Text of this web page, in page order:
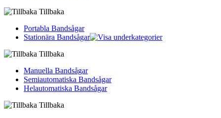
Tillbaka
Portabla Bandsågar
Stationära Bandsågar
Tillbaka
Manuella Bandsågar
Semiautomatiska Bandsågar
Helautomatiska Bandsågar
Tillbaka